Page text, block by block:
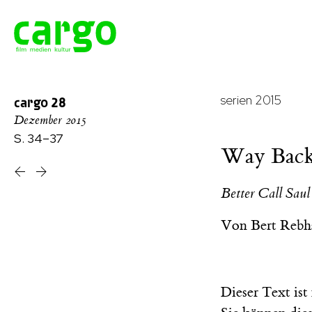
cargo 28
Dezember 2015
S. 34–37
serien 2015
Way
Better Call Saul
Von Bert
Dieser Text ist